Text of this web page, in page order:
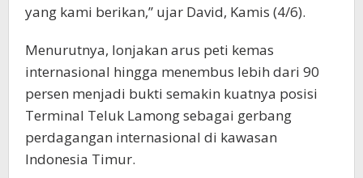
yang kami berikan,” ujar David, Kamis (4/6).
Menurutnya, lonjakan arus peti kemas
internasional hingga menembus lebih dari 90
persen menjadi bukti semakin kuatnya posisi
Terminal Teluk Lamong sebagai gerbang
perdagangan internasional di kawasan
Indonesia Timur.